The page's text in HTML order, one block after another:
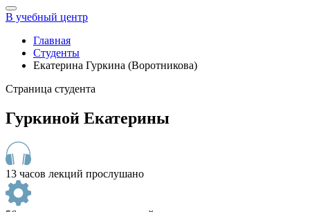
В учебный центр
Главная
Студенты
Екатерина Гуркина (Воротникова)
Страница студента
Гуркиной Екатерины
13 часов лекций прослушано